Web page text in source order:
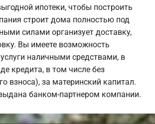
ипотеки, чтобы построить
строит дома полностью под
силами организует доставку,
Вы имеете возможность
наличными средствами, в
кредита, в том числе без
взноса), за материнский капитал.
банком-партнером компании.